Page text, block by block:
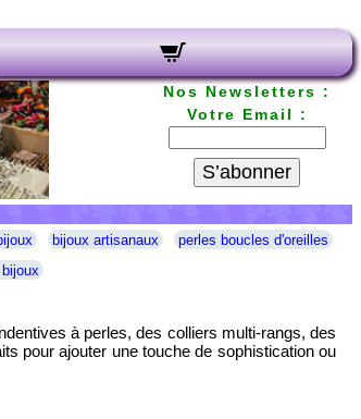
Nos Newsletters :
Votre Email :
S’abonner
bijoux artisanaux
perles boucles d'oreilles
à perles, des colliers multi-rangs, des
pour ajouter une touche de sophistication ou